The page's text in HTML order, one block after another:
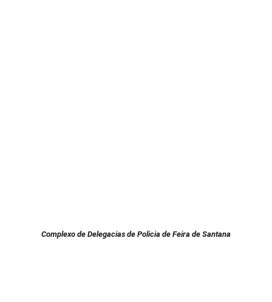
Complexo de Delegacias de Policia de Feira de Santana